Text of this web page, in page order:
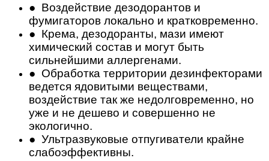
● Воздействие дезодорантов и
фумигаторов локально и кратковременно.
● Крема, дезодоранты, мази имеют
химический состав и могут быть
сильнейшими аллергенами.
● Обработка территории дезинфекторами
ведется ядовитыми веществами,
воздействие так же недолговременно, но
уже и не дешево и совершенно не
экологично.
● Ультразвуковые отпугиватели крайне
слабоэффективны.